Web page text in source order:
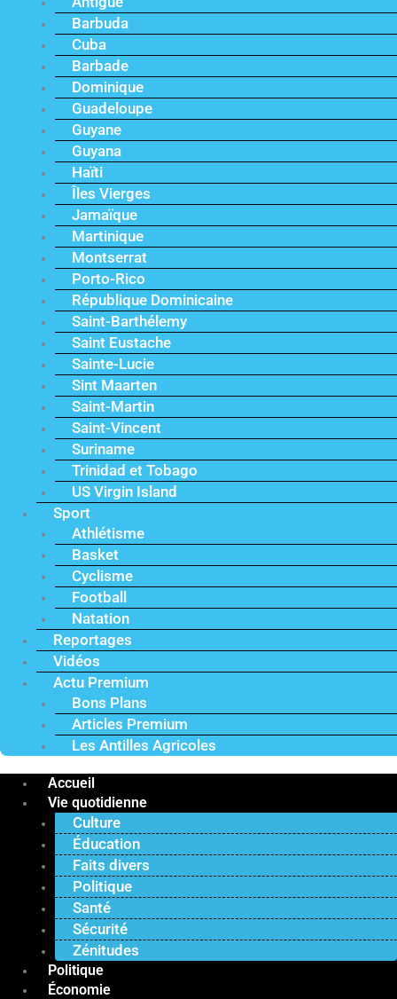
Barbuda
Cuba
Barbade
Dominique
Guadeloupe
Guyane
Guyana
Haïti
Îles Vierges
Jamaïque
Martinique
Montserrat
Porto-Rico
République Dominicaine
Saint-Barthélemy
Saint Eustache
Sainte-Lucie
Sint Maarten
Saint-Martin
Saint-Vincent
Suriname
Trinidad et Tobago
US Virgin Island
Sport
Athlétisme
Basket
Cyclisme
Football
Natation
Reportages
Vidéos
Actu Premium
Bons Plans
Articles Premium
Les Antilles Agricoles
Accueil
Vie quotidienne
Culture
Éducation
Faits divers
Politique
Santé
Sécurité
Zénitudes
Politique
Économie